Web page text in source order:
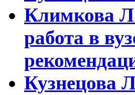
Климкова
работа в
Кузнецова